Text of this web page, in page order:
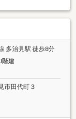
規制法●町内会費
ス●管理員 月・
ペット飼育可(使
ルトインコン
募後 抽選になり
多治見駅 徒歩8分
階建
市田代町３